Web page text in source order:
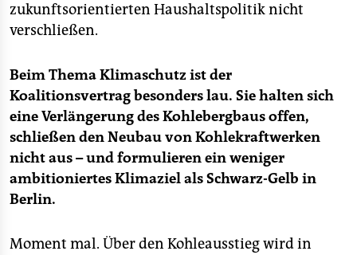
zukunftsorientierten Haushaltspolitik nicht
verschließen.
Beim Thema Klimaschutz ist der
Koalitionsvertrag besonders lau. Sie halten sich
eine Verlängerung des Kohlebergbaus offen,
schließen den Neubau von Kohlekraftwerken
nicht aus – und formulieren ein weniger
ambitioniertes Klimaziel als Schwarz-Gelb in
Berlin.
Moment mal. Über den Kohleausstieg wird in